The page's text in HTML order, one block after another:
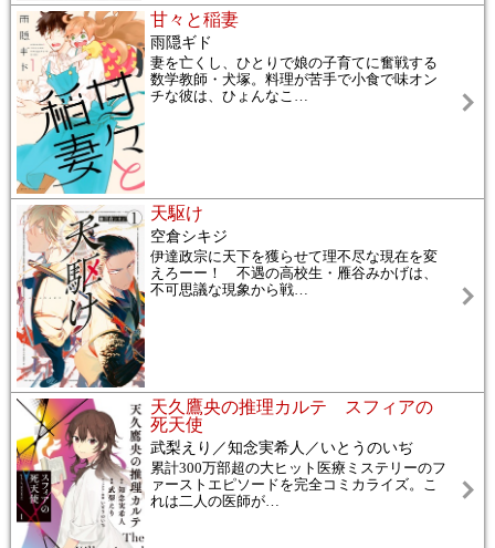
甘々と稲妻
雨隠ギド
妻を亡くし、ひとりで娘の子育てに奮戦する
数学教師・犬塚。料理が苦手で小食で味オン
チな彼は、ひょんなこ …
天駆け
空倉シキジ
伊達政宗に天下を獲らせて理不尽な現在を変
えろーー！ 不遇の高校生・雁谷みかげは、
不可思議な現象から戦…
天久鷹央の推理カルテ スフィアの
死天使
武梨えり／知念実希人／いとうのいぢ
累計300万部超の大ヒット医療ミステリーのフ
ァーストエピソードを完全コミカライズ。こ
れは二人の医師が…